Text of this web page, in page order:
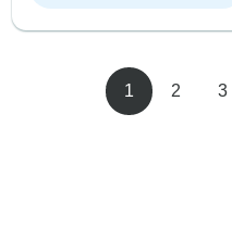
1 2 3